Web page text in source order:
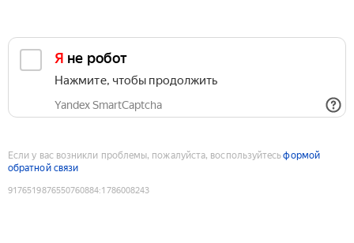
Я не робот
Нажмите, чтобы продолжить
Yandex SmartCaptcha
Если у вас возникли проблемы, пожалуйста, воспользуйтесьформой
обратной связи
9176519876550760884:1786008243